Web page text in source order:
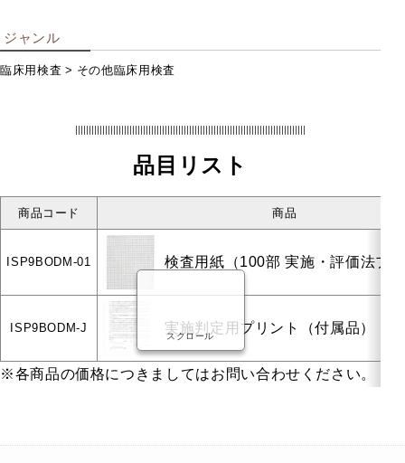
ジャンル
臨床用検査 その他臨床用検査
品目リスト
商品コード 商品
ISP9BODM-01 検査用紙（100部 実施・評価法プ
ISP9BODM-J 実施判定用プリント（付属品）
※各商品の価格につきましてはお問い合わせください。
スクロール
幼稚園・保育園用
高等学校用
大学・短大・専門学校用
海外輸入
検査
知能・発達に関する検査